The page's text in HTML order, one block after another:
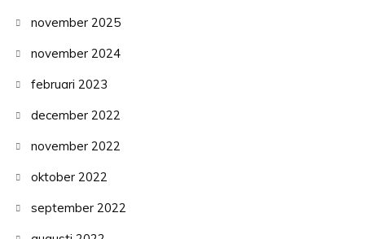
november 2025
november 2024
februari 2023
december 2022
november 2022
oktober 2022
september 2022